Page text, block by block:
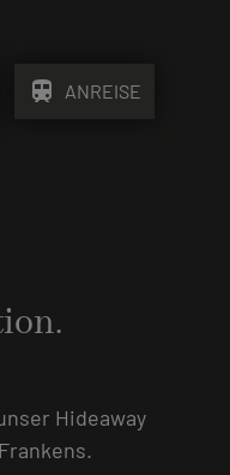
train ANREISE
Hideaway